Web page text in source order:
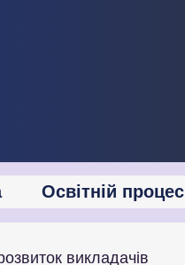
Освітній процес
викладачів